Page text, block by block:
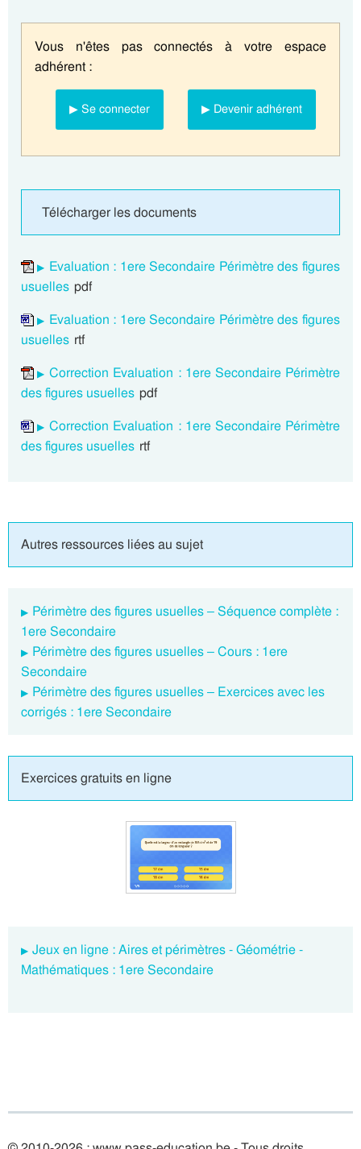
Vous n'êtes pas connectés à votre espace
adhérent :
▶ Se connecter ▶ Devenir adhérent
Télécharger les documents
Evaluation : 1ere Secondaire Périmètre des figures
usuelles pdf
Evaluation : 1ere Secondaire Périmètre des figures
usuelles rtf
Correction Evaluation : 1ere Secondaire Périmètre
des figures usuelles pdf
Correction Evaluation : 1ere Secondaire Périmètre
des figures usuelles rtf
Autres ressources liées au sujet
Périmètre des figures usuelles – Séquence complète :
1ere Secondaire
Périmètre des figures usuelles – Cours : 1ere
Secondaire
Périmètre des figures usuelles – Exercices avec les
corrigés : 1ere Secondaire
Exercices gratuits en ligne
Jeux en ligne : Aires et périmètres - Géométrie -
Mathématiques : 1ere Secondaire